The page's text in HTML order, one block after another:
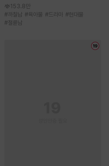
153.8만
#까칠남 #육아물 #드라마 #현대물
#절륜남